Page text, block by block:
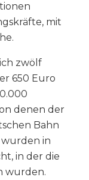
mit
zwölf
650 Euro
denen der
Bahn
in
in der die
wurden.